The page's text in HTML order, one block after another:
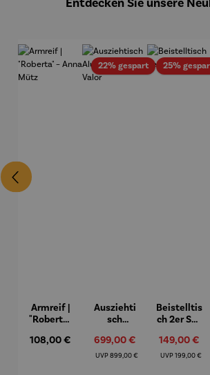
Armreif |
"Roberta"
Mütz
Regulärer Preis:
108,00 €
22% gespartRabatt
Ausziehti
sch
m – Valor
Verkaufspreis:
699,00 €
UVP Regulärer Preis:
899,00 €
25%
Beistelltis
ch 2er Set
149,00 €
UVPRegulärer
199,00 €